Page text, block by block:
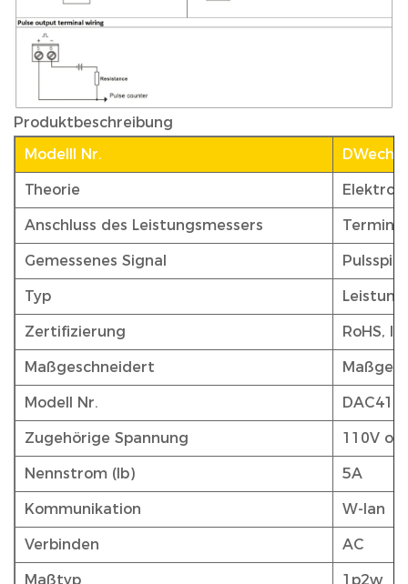
Produktbeschreibung
Modelll Nr.
Theorie
Anschluss des Leistungsmessers Terminal
Gemessenes Signal
Typ
Zertifizierung RoHS,
Maßgeschneidert
Modell Nr.
Zugehörige Spannung 110V
Nennstrom (Ib) 5A
Kommunikation W-lan
Verbinden AC
Maßtyp 1p2w